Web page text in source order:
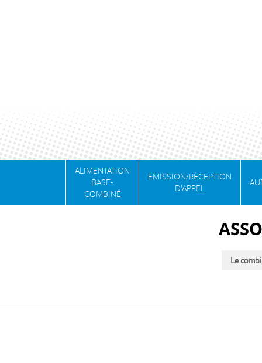
ALIMENTATION
BASE-
COMBINÉ
EMISSION/RÉCEPTION
D'APPEL
Le